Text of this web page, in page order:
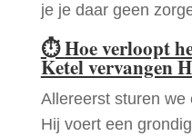
je je daar geen
⏱Hoe verloopt
Ketel vervangen
Allereerst sturen we
Hij voert een